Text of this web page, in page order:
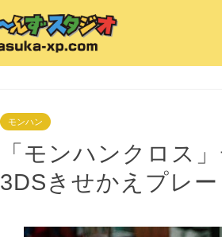
モンハン
「モンハンクロス
3DSきせかえプレ